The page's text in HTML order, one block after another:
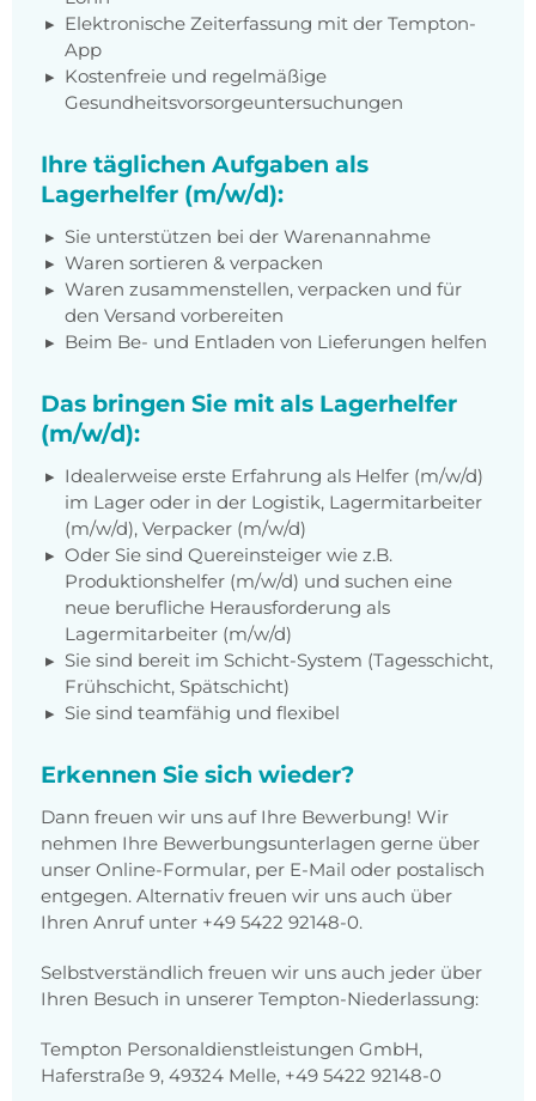
Elektronische Zeiterfassung mit der Tempton-
App
Kostenfreie und regelmäßige
Gesundheitsvorsorgeuntersuchungen
Ihre täglichen Aufgaben als
Lagerhelfer (m/w/d):
Sie unterstützen bei der Warenannahme
Waren sortieren & verpacken
Waren zusammenstellen, verpacken und für
den Versand vorbereiten
Beim Be- und Entladen von Lieferungen helfen
Das bringen Sie mit als Lagerhelfer
(m/w/d):
Idealerweise erste Erfahrung als Helfer (m/w/d)
im Lager oder in der Logistik, Lagermitarbeiter
(m/w/d), Verpacker (m/w/d)
Oder Sie sind Quereinsteiger wie z.B.
Produktionshelfer (m/w/d) und suchen eine
neue berufliche Herausforderung als
Lagermitarbeiter (m/w/d)
Sie sind bereit im Schicht-System (Tagesschicht,
Frühschicht, Spätschicht)
Sie sind teamfähig und flexibel
Erkennen Sie sich wieder?
Dann freuen wir uns auf Ihre Bewerbung! Wir
nehmen Ihre Bewerbungsunterlagen gerne über
unser Online-Formular, per E-Mail oder postalisch
entgegen. Alternativ freuen wir uns auch über
Ihren Anruf unter +49 5422 92148-0.
Selbstverständlich freuen wir uns auch jeder über
Ihren Besuch in unserer Tempton-Niederlassung:
Tempton Personaldienstleistungen GmbH,
Haferstraße 9, 49324 Melle, +49 5422 92148-0